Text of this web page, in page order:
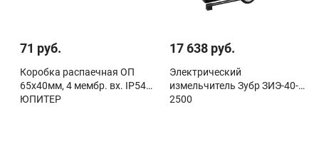
71 руб.
Коробка распаечная ОП
65х40мм, 4 мембр. вх. IP54
ЮПИТЕР
17 638 руб.
Электрический
измельчитель Зубр ЗИЭ-40-
2500